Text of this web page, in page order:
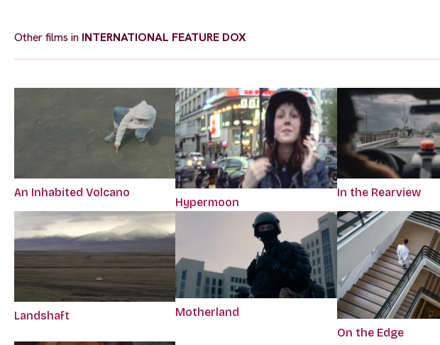
Other films in INTERNATIONAL FEATURE DOX
An Inhabited Volcano
Hypermoon
In the Rearview
Landshaft
Motherland
On the Edge